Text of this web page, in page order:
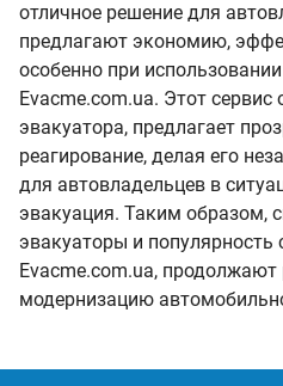
отличное решение для
предлагают экономию,
особенно при
Evacme.com.ua. Этот сервис
эвакуатора, предлагает
реагирование, делая его
для автовладельцев в
эвакуация. Таким образом,
эвакуаторы и популярность
Evacme.com.ua, продолжают
модернизацию